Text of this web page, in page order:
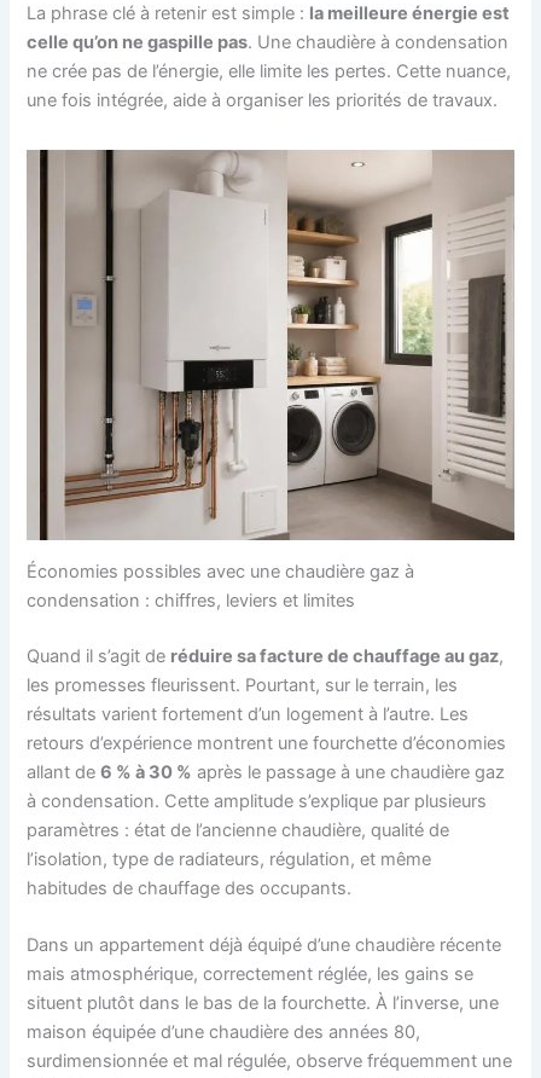
La phrase clé à retenir est simple : la meilleure énergie est
celle qu’on ne gaspille pas. Une chaudière à condensation
ne crée pas de l’énergie, elle limite les pertes. Cette nuance,
une fois intégrée, aide à organiser les priorités de travaux.
Économies possibles avec une chaudière gaz à
condensation : chiffres, leviers et limites
Quand il s’agit de réduire sa facture de chauffage au gaz,
les promesses fleurissent. Pourtant, sur le terrain, les
résultats varient fortement d’un logement à l’autre. Les
retours d’expérience montrent une fourchette d’économies
allant de6 % à 30 % après le passage à une chaudière gaz
à condensation. Cette amplitude s’explique par plusieurs
paramètres : état de l’ancienne chaudière, qualité de
l’isolation, type de radiateurs, régulation, et même
habitudes de chauffage des occupants.
Dans un appartement déjà équipé d’une chaudière récente
mais atmosphérique, correctement réglée, les gains se
situent plutôt dans le bas de la fourchette. À l’inverse, une
maison équipée d’une chaudière des années 80,
surdimensionnée et mal régulée, observe fréquemment une